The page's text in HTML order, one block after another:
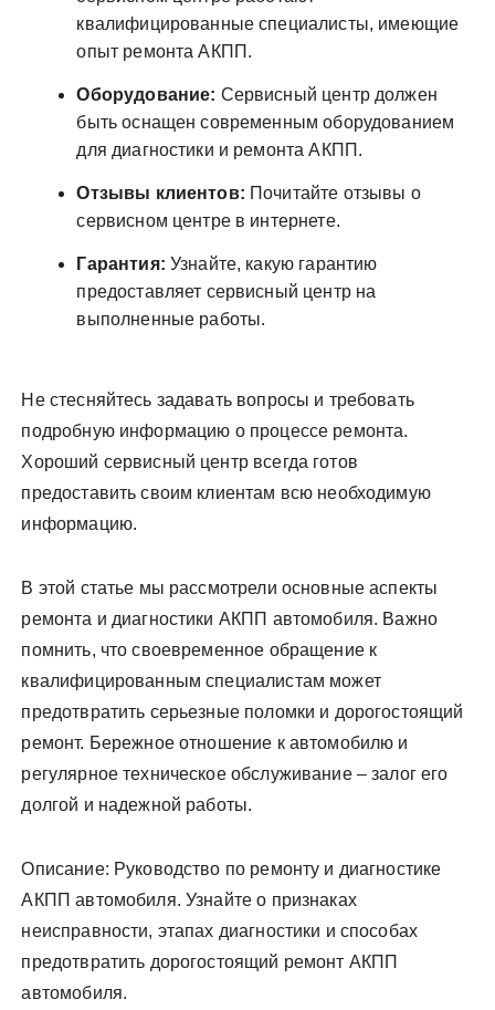
квалифицированные специалисты, имеющие
опыт ремонта АКПП.
Оборудование: Сервисный центр должен
быть оснащен современным оборудованием
для диагностики и ремонта АКПП.
Отзывы клиентов: Почитайте отзывы о
сервисном центре в интернете.
Гарантия: Узнайте, какую гарантию
предоставляет сервисный центр на
выполненные работы.
Не стесняйтесь задавать вопросы и требовать
подробную информацию о процессе ремонта.
Хороший сервисный центр всегда готов
предоставить своим клиентам всю необходимую
информацию.
В этой статье мы рассмотрели основные аспекты
ремонта и диагностики АКПП автомобиля. Важно
помнить, что своевременное обращение к
квалифицированным специалистам может
предотвратить серьезные поломки и дорогостоящий
ремонт. Бережное отношение к автомобилю и
регулярное техническое обслуживание – залог его
долгой и надежной работы.
Описание: Руководство по ремонту и диагностике
АКПП автомобиля. Узнайте о признаках
неисправности, этапах диагностики и способах
предотвратить дорогостоящий ремонт АКПП
автомобиля.